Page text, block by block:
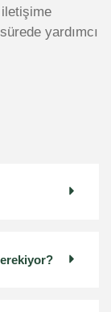
yardımcı